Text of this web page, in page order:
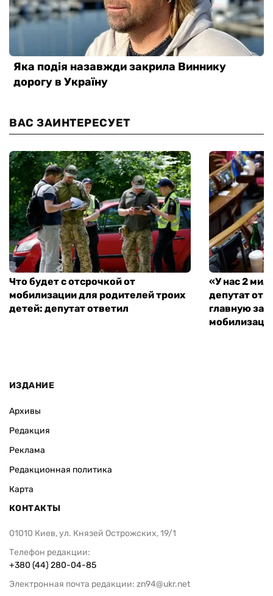
ВАС ЗАИНТЕРЕСУЕТ
Что будет с отсрочкой от
мобилизации для родителей троих
детей: депутат ответил
«У нас 2
депутат от
главную
ИЗДАНИЕ
Архивы
Редакция
Реклама
Редакционная политика
Карта
КОНТАКТЫ
01010 Киев, ул. Князей Острожских, 19/1
Телефон редакции:
+380 (44) 280-04-85
Электронная почта редакции: zn94@ukr.net